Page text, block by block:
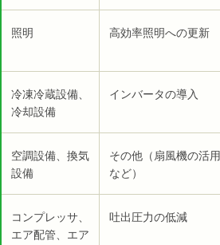
照明 高効率照明への更新
冷凍冷蔵設備、
冷却設備
インバータの導入
空調設備、換気
設備
その他（扇風機の活用
など）
コンプレッサ、
エア配管、エア
吐出圧力の低減